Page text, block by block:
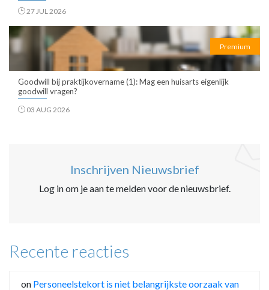
27 JUL 2026
Premium
Goodwill bij praktijkovername (1): Mag een huisarts eigenlijk
goodwill vragen?
03 AUG 2026
Inschrijven Nieuwsbrief
Log in om je aan te melden voor de nieuwsbrief.
Recente reacties
on Personeelstekort is niet belangrijkste oorzaak van